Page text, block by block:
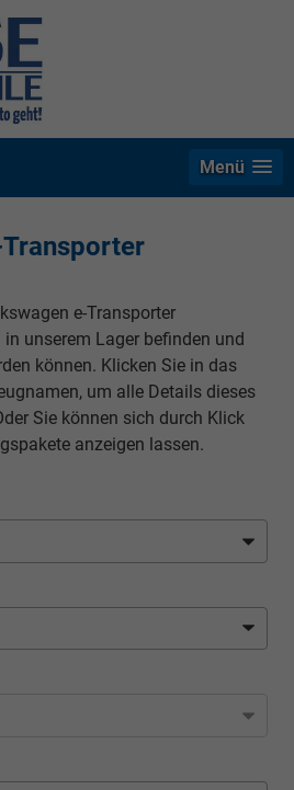
Menü
e-Transporter
unserem Lager befinden und
können. Klicken Sie in das
um alle Details dieses
Sie können sich durch Klick
anzeigen lassen.